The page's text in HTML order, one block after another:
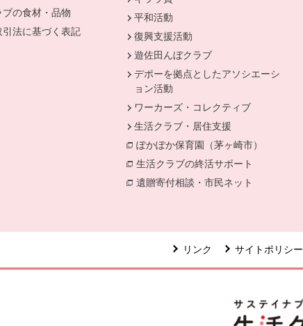
ブの食材・品物
引法に基づく表記
平和活動
復興支援活動
遊佐田んぼクラブ
デポーを拠点としたアソシエーシ
ョン活動
ワーカーズ・コレクティブ
生活クラブ・居住支援
ぽかぽか保育園（茅ヶ崎市）
生活クラブの終活サポート
遺贈寄付相談・市民ネット
リンク サイトポリシー